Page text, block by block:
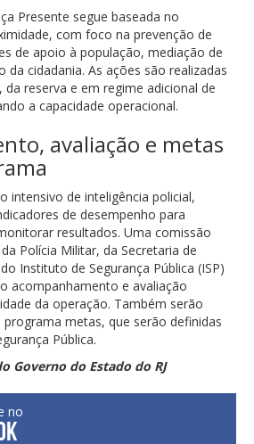
Presente segue baseada no
com foco na prevenção de
de apoio à população, mediação de
cidadania. As ações são realizadas
da reserva e em regime adicional de
a capacidade operacional.
avaliação e metas
intensivo de inteligência policial,
de desempenho para
resultados. Uma comissão
Polícia Militar, da Secretaria de
Instituto de Segurança Pública (ISP)
acompanhamento e avaliação
da operação. Também serão
metas, que serão definidas
Pública.
Governo do Estado do RJ
no